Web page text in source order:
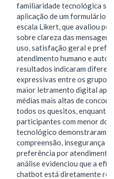
familiaridade tecnológica
aplicação de um formulário
escala Likert, que avaliou
sobre clareza das
uso, satisfação geral e
atendimento humano e
resultados indicaram
expressivas entre os grupos:
maior letramento digital
médias mais altas de
todos os quesitos, enquanto
participantes com menor
tecnológico demonstraram
compreensão, insegurança e
preferência por atendimento
análise evidenciou que a
chatbot está diretamente